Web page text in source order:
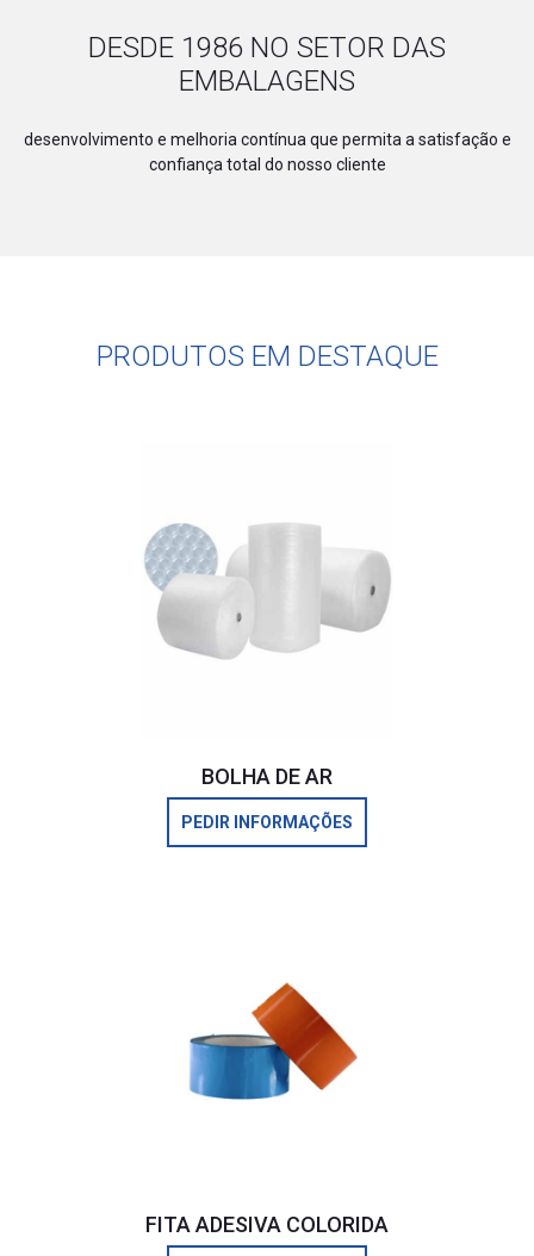
DESDE 1986 NO SETOR DAS
EMBALAGENS
desenvolvimento e melhoria contínua que permita a satisfação e
confiança total do nosso cliente
PRODUTOS EM DESTAQUE
BOLHA DE AR
PEDIR INFORMAÇÕES
FITA ADESIVA COLORIDA